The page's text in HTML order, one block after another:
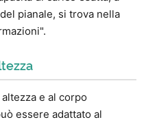
pianale, si trova nella
e al corpo
essere adattato al